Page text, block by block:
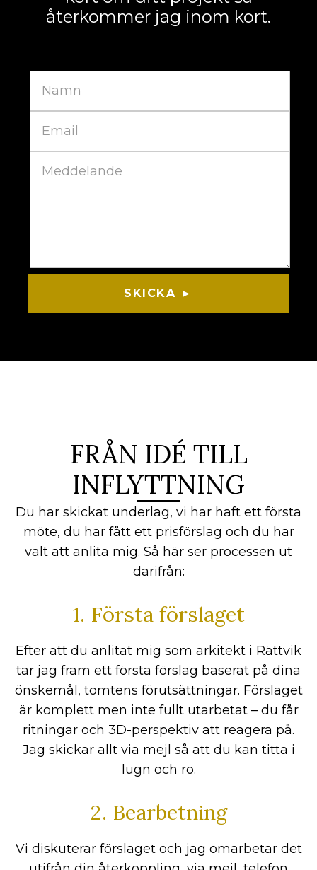
återkommer jag inom kort.
SKICKA ►
FRÅN IDÉ TILL
INFLYTTNING
Du har skickat underlag, vi har haft ett första
möte, du har fått ett prisförslag och du har
valt att anlita mig. Så här ser processen ut
därifrån:
1. Första förslaget
Efter att du anlitat mig som arkitekt i Rättvik
tar jag fram ett första förslag baserat på dina
önskemål, tomtens förutsättningar. Förslaget
är komplett men inte fullt utarbetat – du får
ritningar och 3D-perspektiv att reagera på.
Jag skickar allt via mejl så att du kan titta i
lugn och ro.
2. Bearbetning
Vi diskuterar förslaget och jag omarbetar det